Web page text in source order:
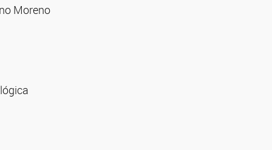
Moreno